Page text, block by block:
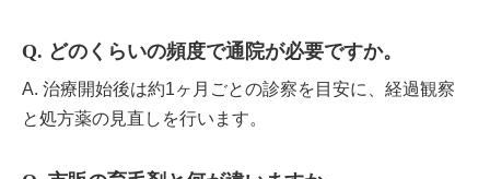
Q. どのくらいの頻度で通院が必要ですか。
A. 治療開始後は約1ヶ月ごとの診察を目安に、経過観察
と処方薬の見直しを行います。